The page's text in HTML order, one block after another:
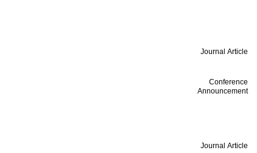
Journal Article
Conference
Announcement
Journal Article